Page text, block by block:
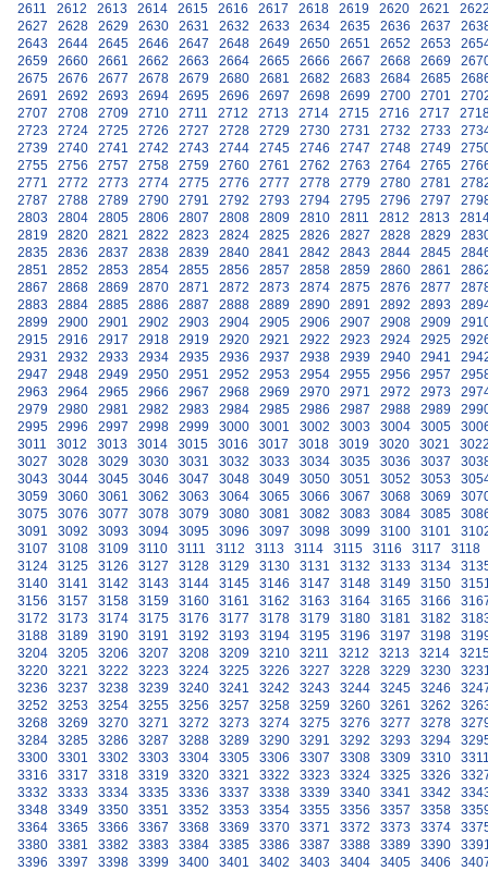
2611
2612 2613 2614 2615 2616 2617 2618 2619 2620 2621
2627
2628 2629 2630 2631 2632 2633 2634 2635 2636 2637
2643
2644 2645 2646 2647 2648 2649 2650 2651 2652 2653
2659
2660 2661 2662 2663 2664 2665 2666 2667 2668 2669
2675
2676 2677 2678 2679 2680 2681 2682 2683 2684 2685
2691
2692 2693 2694 2695 2696 2697 2698 2699 2700 2701
2707
2708 2709 2710 2711 2712 2713 2714 2715 2716 2717
2723
2724 2725 2726 2727 2728 2729 2730 2731 2732 2733
2739
2740 2741 2742 2743 2744 2745 2746 2747 2748 2749
2755
2756 2757 2758 2759 2760 2761 2762 2763 2764 2765
2771
2772 2773 2774 2775 2776 2777 2778 2779 2780 2781
2787
2788 2789 2790 2791 2792 2793 2794 2795 2796 2797
2803
2804 2805 2806 2807 2808 2809 2810 2811 2812 2813
2819
2820 2821 2822 2823 2824 2825 2826 2827 2828 2829
2835
2836 2837 2838 2839 2840 2841 2842 2843 2844 2845
2851
2852 2853 2854 2855 2856 2857 2858 2859 2860 2861
2867
2868 2869 2870 2871 2872 2873 2874 2875 2876 2877
2883
2884 2885 2886 2887 2888 2889 2890 2891 2892 2893
2899
2900 2901 2902 2903 2904 2905 2906 2907 2908 2909
2915
2916 2917 2918 2919 2920 2921 2922 2923 2924 2925
2931
2932 2933 2934 2935 2936 2937 2938 2939 2940 2941
2947
2948 2949 2950 2951 2952 2953 2954 2955 2956 2957
2963
2964 2965 2966 2967 2968 2969 2970 2971 2972 2973
2979
2980 2981 2982 2983 2984 2985 2986 2987 2988 2989
2995
2996 2997 2998 2999 3000 3001 3002 3003 3004 3005
3011
3012 3013 3014 3015 3016 3017 3018 3019 3020 3021
3027
3028 3029 3030 3031 3032 3033 3034 3035 3036 3037
3043
3044 3045 3046 3047 3048 3049 3050 3051 3052 3053
3059
3060 3061 3062 3063 3064 3065 3066 3067 3068 3069
3075
3076 3077 3078 3079 3080 3081 3082 3083 3084 3085
3091
3092 3093 3094 3095 3096 3097 3098 3099 3100 3101
3107
3108 3109 3110 3111 3112 3113 3114 3115 3116 3117
3118
3124
3125 3126 3127 3128 3129 3130 3131 3132 3133 3134
3140
3141 3142 3143 3144 3145 3146 3147 3148 3149 3150
3156
3157 3158 3159 3160 3161 3162 3163 3164 3165 3166
3172
3173 3174 3175 3176 3177 3178 3179 3180 3181 3182
3188
3189 3190 3191 3192 3193 3194 3195 3196 3197 3198
3204
3205 3206 3207 3208 3209 3210 3211 3212 3213 3214
3220
3221 3222 3223 3224 3225 3226 3227 3228 3229 3230
3236
3237 3238 3239 3240 3241 3242 3243 3244 3245 3246
3252
3253 3254 3255 3256 3257 3258 3259 3260 3261 3262
3268
3269 3270 3271 3272 3273 3274 3275 3276 3277 3278
3284
3285 3286 3287 3288 3289 3290 3291 3292 3293 3294
3300
3301 3302 3303 3304 3305 3306 3307 3308 3309 3310
3316
3317 3318 3319 3320 3321 3322 3323 3324 3325 3326
3332
3333 3334 3335 3336 3337 3338 3339 3340 3341 3342
3348
3349 3350 3351 3352 3353 3354 3355 3356 3357 3358
3364
3365 3366 3367 3368 3369 3370 3371 3372 3373 3374
3380
3381 3382 3383 3384 3385 3386 3387 3388 3389 3390
3396
3397 3398 3399 3400 3401 3402 3403 3404 3405 3406